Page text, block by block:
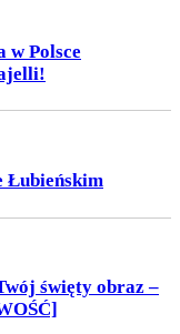
w Polsce
Łubieńskim
święty obraz –